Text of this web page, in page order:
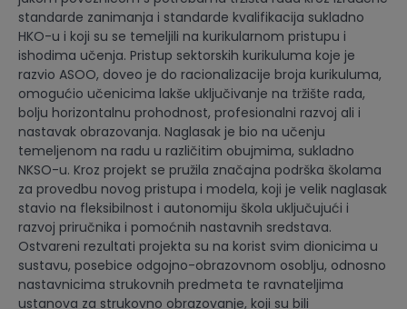
standarde zanimanja i standarde kvalifikacija sukladno
HKO-u i koji su se temeljili na kurikularnom pristupu i
ishodima učenja. Pristup sektorskih kurikuluma koje je
razvio ASOO, doveo je do racionalizacije broja kurikuluma,
omogućio učenicima lakše uključivanje na tržište rada,
bolju horizontalnu prohodnost, profesionalni razvoj ali i
nastavak obrazovanja. Naglasak je bio na učenju
temeljenom na radu u različitim obujmima, sukladno
NKSO-u. Kroz projekt se pružila značajna podrška školama
za provedbu novog pristupa i modela, koji je velik naglasak
stavio na fleksibilnost i autonomiju škola uključujući i
razvoj priručnika i pomoćnih nastavnih sredstava.
Ostvareni rezultati projekta su na korist svim dionicima u
sustavu, posebice odgojno-obrazovnom osoblju, odnosno
nastavnicima strukovnih predmeta te ravnateljima
ustanova za strukovno obrazovanje, koji su bili